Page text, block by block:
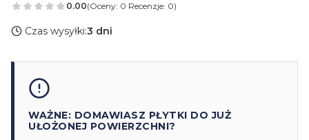
0.00(Oceny: 0 Recenzje: 0)
Czas wysyłki:3 dni
WAŻNE: DOMAWIASZ PŁYTKI DO JUŻ
UŁOŻONEJ POWIERZCHNI?